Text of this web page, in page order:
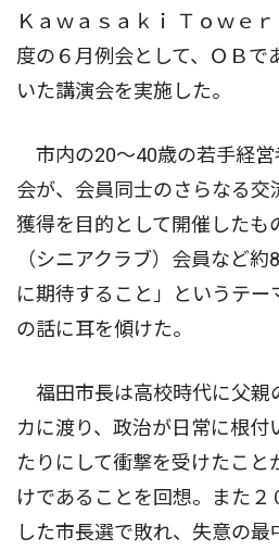
Ｋａｗａｓａｋｉ Ｔｏｗｅ
度の６月例会として、ＯＢで
いた講演会を実施した。
市内の20〜40歳の若手経営
会が、会員同士のさらなる交
獲得を目的として開催したも
（シニアクラブ）会員など
に期待すること」というテー
の話に耳を傾けた。
福田市長は高校時代に父親
カに渡り、政治が日常に根付
たりにして衝撃を受けたこと
けであることを回想。また２
した市長選で敗れ、失意の